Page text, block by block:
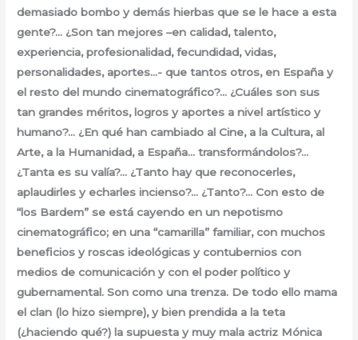
demasiado bombo y demás hierbas que se le hace a esta
gente?… ¿Son tan mejores –en calidad, talento,
experiencia, profesionalidad, fecundidad, vidas,
personalidades, aportes…- que tantos otros, en España y
el resto del mundo cinematográfico?… ¿Cuáles son sus
tan grandes méritos, logros y aportes a nivel artístico y
humano?… ¿En qué han cambiado al Cine, a la Cultura, al
Arte, a la Humanidad, a España… transformándolos?…
¿Tanta es su valía?… ¿Tanto hay que reconocerles,
aplaudirles y echarles incienso?… ¿Tanto?… Con esto de
“los Bardem” se está cayendo en un nepotismo
cinematográfico; en una “camarilla” familiar, con muchos
beneficios y roscas ideológicas y contubernios con
medios de comunicación y con el poder político y
gubernamental. Son como una trenza. De todo ello mama
el clan (lo hizo siempre), y bien prendida a la teta
(¿haciendo qué?) la supuesta y muy mala actriz Mónica